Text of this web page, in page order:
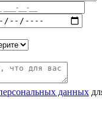
данных